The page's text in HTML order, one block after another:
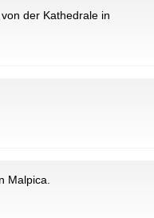
der Kathedrale in
Malpica.